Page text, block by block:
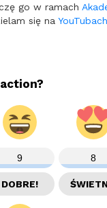
go w ramach
się na YouTubach
9
DOBRE!
8